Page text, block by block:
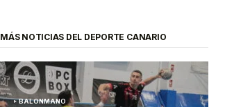
MÁS NOTICIAS DEL DEPORTE CANARIO
BALONMANO